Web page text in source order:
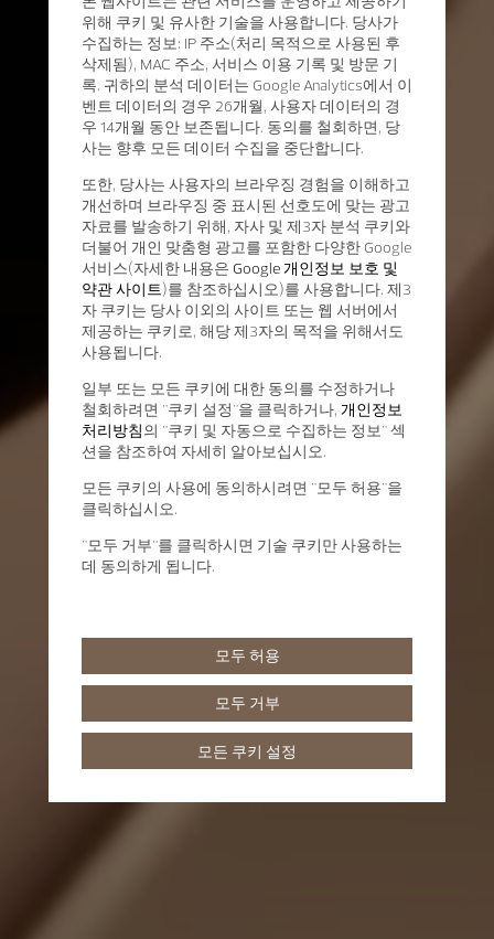
위해 쿠키 및 유사한 기술을 사용합니다. 당사가
수집하는 정보: IP 주소(처리 목적으로 사용된 후
삭제됨), MAC 주소, 서비스 이용 기록 및 방문 기
록. 귀하의 분석 데이터는 Google Analytics에서 이
벤트 데이터의 경우 26개월, 사용자 데이터의 경
우 14개월 동안 보존됩니다. 동의를 철회하면, 당
사는 향후 모든 데이터 수집을 중단합니다.
또한, 당사는 사용자의 브라우징 경험을 이해하고
개선하며 브라우징 중 표시된 선호도에 맞는 광고
자료를 발송하기 위해, 자사 및 제3자 분석 쿠키와
더불어 개인 맞춤형 광고를 포함한 다양한 Google
서비스(자세한 내용은 Google 개인정보 보호 및
약관 사이트)를 참조하십시오)를 사용합니다. 제3
자 쿠키는 당사 이외의 사이트 또는 웹 서버에서
제공하는 쿠키로, 해당 제3자의 목적을 위해서도
사용됩니다.
일부 또는 모든 쿠키에 대한 동의를 수정하거나
철회하려면 "쿠키 설정"을 클릭하거나, 개인정보
처리방침의 "쿠키 및 자동으로 수집하는 정보" 섹
션을 참조하여 자세히 알아보십시오.
모든 쿠키의 사용에 동의하시려면 "모두 허용"을
클릭하십시오.
"모두 거부"를 클릭하시면 기술 쿠키만 사용하는
데 동의하게 됩니다.
모두 허용
모두 거부
모든 쿠키 설정